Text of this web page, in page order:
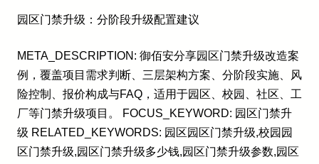
园区门禁升级：分阶段升级配置建议
META_DESCRIPTION: 御佰安分享园区门禁升级改造案
例，覆盖项目需求判断、三层架构方案、分阶段实施、风
险控制、报价构成与FAQ，适用于园区、校园、社区、工
厂等门禁升级项目。 FOCUS_KEYWORD: 园区门禁升
级 RELATED_KEYWORDS: 园区园区门禁升级,校园园
区门禁升级,园区门禁升级多少钱,园区门禁升级参数,园区